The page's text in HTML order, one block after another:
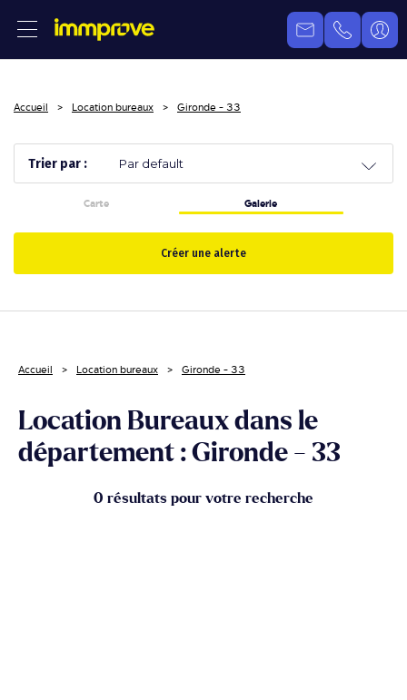
Accueil Location bureaux Gironde - 33
Trier par :
Carte Galerie
Créer une alerte
Accueil Location bureaux Gironde - 33
Location Bureaux dans le
département : Gironde - 33
0 résultats pour votre recherche